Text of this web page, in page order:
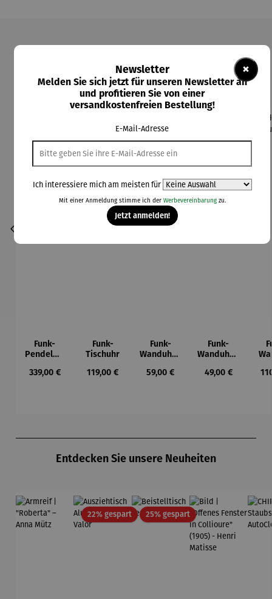
Produktgalerie überspringen
Kunden kauften auch
Funk-
Pendelwa
Schwarz
Regulärer Preis:
339,00 €
Funk-
Tischuhr
Regulärer Preis:
119,00 €
Funk-
Wanduhr |
s
Regulärer Preis:
59,00 €
Funk-
Wanduhr |
Regulärer Preis:
49,00 €
Entdecken Sie unsere Neuheiten
22% gespartRabatt25% gespartRabatt
×
Newsletter
Melden Sie sich jetzt für unseren Newsletter an
und profitieren Sie von einer
versandkostenfreien Bestellung!
E-Mail-Adresse
Ich interessiere mich am meisten für
Mit einer Anmeldung stimme ich der Werbevereinbarungzu.
Jetzt anmelden!